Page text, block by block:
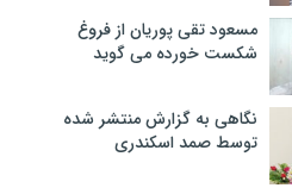
مسعود تقی پوریان از فروغ
شکست خورده می گوید
نگاهی به گزارش منتشر شده
توسط صمد اسکندری